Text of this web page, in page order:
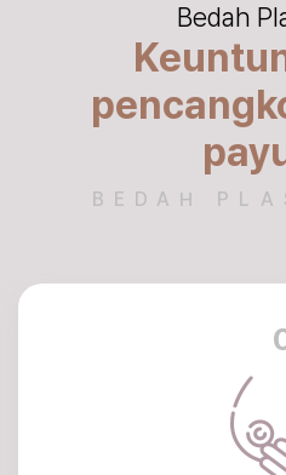
Bedah
BEDAH